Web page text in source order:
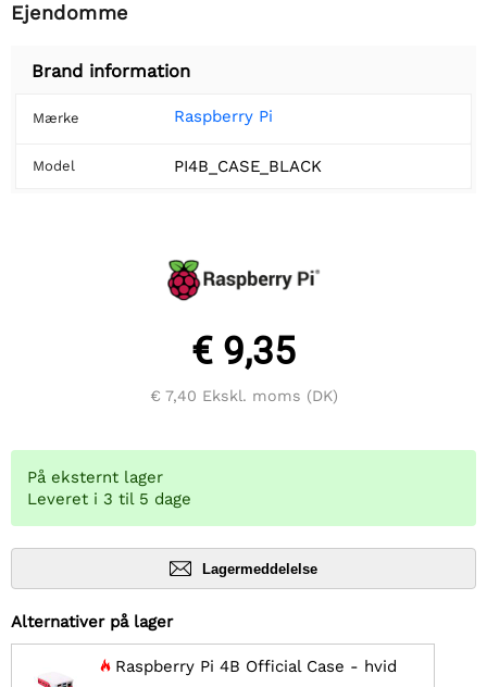
Ejendomme
Brand information
Mærke Raspberry Pi
Model PI4B_CASE_BLACK
€ 9,35
€ 7,40 Ekskl. moms (DK)
På eksternt lager
Leveret i 3 til 5 dage
Lagermeddelelse
Alternativer på lager
Raspberry Pi 4B Official Case - hvid